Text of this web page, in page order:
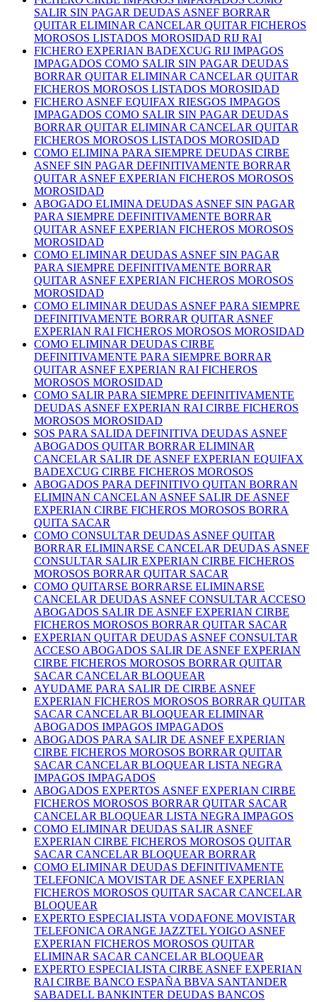
SALIR SIN PAGAR DEUDAS ASNEF BORRAR
QUITAR ELIMINAR CANCELAR QUITAR FICHEROS
MOROSOS LISTADOS MOROSIDAD RIJ RAI
FICHERO EXPERIAN BADEXCUG RIJ IMPAGOS
IMPAGADOS COMO SALIR SIN PAGAR DEUDAS
BORRAR QUITAR ELIMINAR CANCELAR QUITAR
FICHEROS MOROSOS LISTADOS MOROSIDAD
FICHERO ASNEF EQUIFAX RIESGOS IMPAGOS
IMPAGADOS COMO SALIR SIN PAGAR DEUDAS
BORRAR QUITAR ELIMINAR CANCELAR QUITAR
FICHEROS MOROSOS LISTADOS MOROSIDAD
COMO ELIMINA PARA SIEMPRE DEUDAS CIRBE
ASNEF SIN PAGAR DEFINITIVAMENTE BORRAR
QUITAR ASNEF EXPERIAN FICHEROS MOROSOS
MOROSIDAD
ABOGADO ELIMINA DEUDAS ASNEF SIN PAGAR
PARA SIEMPRE DEFINITIVAMENTE BORRAR
QUITAR ASNEF EXPERIAN FICHEROS MOROSOS
MOROSIDAD
COMO ELIMINAR DEUDAS ASNEF SIN PAGAR
PARA SIEMPRE DEFINITIVAMENTE BORRAR
QUITAR ASNEF EXPERIAN FICHEROS MOROSOS
MOROSIDAD
COMO ELIMINAR DEUDAS ASNEF PARA SIEMPRE
DEFINITIVAMENTE BORRAR QUITAR ASNEF
EXPERIAN RAI FICHEROS MOROSOS MOROSIDAD
COMO ELIMINAR DEUDAS CIRBE
DEFINITIVAMENTE PARA SIEMPRE BORRAR
QUITAR ASNEF EXPERIAN RAI FICHEROS
MOROSOS MOROSIDAD
COMO SALIR PARA SIEMPRE DEFINITIVAMENTE
DEUDAS ASNEF EXPERIAN RAI CIRBE FICHEROS
MOROSOS MOROSIDAD
SOS PARA SALIDA DEFINITIVA DEUDAS ASNEF
ABOGADOS QUITAR BORRAR ELIMINAR
CANCELAR SALIR DE ASNEF EXPERIAN EQUIFAX
BADEXCUG CIRBE FICHEROS MOROSOS
ABOGADOS PARA DEFINITIVO QUITAN BORRAN
ELIMINAN CANCELAN ASNEF SALIR DE ASNEF
EXPERIAN CIRBE FICHEROS MOROSOS BORRA
QUITA SACAR
COMO CONSULTAR DEUDAS ASNEF QUITAR
BORRAR ELIMINARSE CANCELAR DEUDAS ASNEF
CONSULTAR SALIR EXPERIAN CIRBE FICHEROS
MOROSOS BORRAR QUITAR SACAR
COMO QUITARSE BORRARSE ELIMINARSE
CANCELAR DEUDAS ASNEF CONSULTAR ACCESO
ABOGADOS SALIR DE ASNEF EXPERIAN CIRBE
FICHEROS MOROSOS BORRAR QUITAR SACAR
EXPERIAN QUITAR DEUDAS ASNEF CONSULTAR
ACCESO ABOGADOS SALIR DE ASNEF EXPERIAN
CIRBE FICHEROS MOROSOS BORRAR QUITAR
SACAR CANCELAR BLOQUEAR
AYUDAME PARA SALIR DE CIRBE ASNEF
EXPERIAN FICHEROS MOROSOS BORRAR QUITAR
SACAR CANCELAR BLOQUEAR ELIMINAR
ABOGADOS IMPAGOS IMPAGADOS
ABOGADOS PARA SALIR DE ASNEF EXPERIAN
CIRBE FICHEROS MOROSOS BORRAR QUITAR
SACAR CANCELAR BLOQUEAR LISTA NEGRA
IMPAGOS IMPAGADOS
ABOGADOS EXPERTOS ASNEF EXPERIAN CIRBE
FICHEROS MOROSOS BORRAR QUITAR SACAR
CANCELAR BLOQUEAR LISTA NEGRA IMPAGOS
COMO ELIMINAR DEUDAS SALIR ASNEF
EXPERIAN CIRBE FICHEROS MOROSOS QUITAR
SACAR CANCELAR BLOQUEAR BORRAR
COMO ELIMINAR DEUDAS DEFINITIVAMENTE
TELEFONICA MOVISTAR DE ASNEF EXPERIAN
FICHEROS MOROSOS QUITAR SACAR CANCELAR
BLOQUEAR
EXPERTO ESPECIALISTA VODAFONE MOVISTAR
TELEFONICA ORANGE JAZZTEL YOIGO ASNEF
EXPERIAN FICHEROS MOROSOS QUITAR
ELIMINAR SACAR CANCELAR BLOQUEAR
EXPERTO ESPECIALISTA CIRBE ASNEF EXPERIAN
RAI CIRBE BANCO ESPAÑA BBVA SANTANDER
SABADELL BANKINTER DEUDAS BANCOS